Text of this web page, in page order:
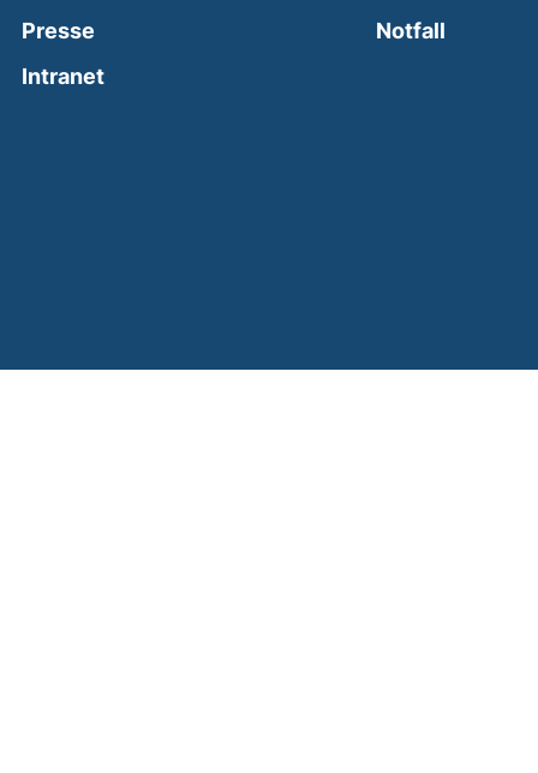
Presse
Intranet(external link, opens in a new window)
Notfall